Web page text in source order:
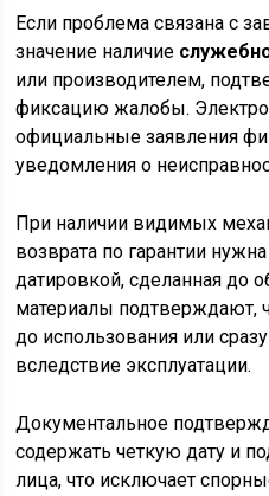
Если проблема связана с
значение наличие
или производителем,
фиксацию жалобы.
официальные заявления
уведомления о
При наличии видимых
возврата по гарантии
датировкой, сделанная до
материалы подтверждают,
до использования или
вследствие эксплуатации.
Документальное
содержать четкую дату и
лица, что исключает